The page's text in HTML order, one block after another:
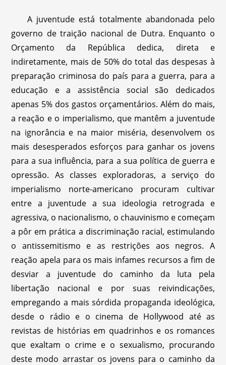
A juventude está totalmente abandonada pelo
governo de traição nacional de Dutra. Enquanto o
Orçamento da República dedica, direta e
indiretamente, mais de 50% do total das despesas à
preparação criminosa do país para a guerra, para a
educação e a assistência social são dedicados
apenas 5% dos gastos orçamentários. Além do mais,
a reação e o imperialismo, que mantêm a juventude
na ignorância e na maior miséria, desenvolvem os
mais desesperados esforços para ganhar os jovens
para a sua influência, para a sua política de guerra e
opressão. As classes exploradoras, a serviço do
imperialismo norte-americano procuram cultivar
entre a juventude a sua ideologia retrograda e
agressiva, o nacionalismo, o chauvinismo e começam
a pôr em prática a discriminação racial, estimulando
o antissemitismo e as restrições aos negros. A
reação apela para os mais infames recursos a fim de
desviar a juventude do caminho da luta pela
libertação nacional e por suas reivindicações,
empregando a mais sórdida propaganda ideológica,
desde o rádio e o cinema de Hollywood até as
revistas de histórias em quadrinhos e os romances
que exaltam o crime e o sexualismo, procurando
deste modo arrastar os jovens para o caminho da